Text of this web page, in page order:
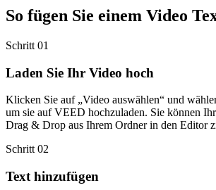
So fügen Sie einem Video
Schritt 01
Laden Sie Ihr Video hoch
Klicken Sie auf „Video auswählen“ und
um sie auf VEED hochzuladen. Sie können
Drag & Drop aus Ihrem Ordner in den Editor
Schritt 02
Text hinzufügen